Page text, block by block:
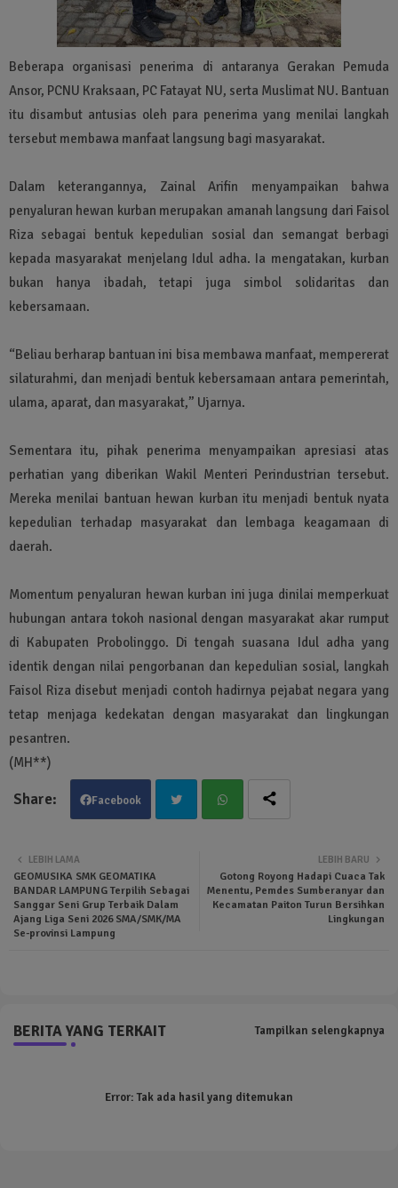
Beberapa organisasi penerima di antaranya Gerakan Pemuda
Ansor, PCNU Kraksaan, PC Fatayat NU, serta Muslimat NU. Bantuan
itu disambut antusias oleh para penerima yang menilai langkah
tersebut membawa manfaat langsung bagi masyarakat.
Dalam keterangannya, Zainal Arifin menyampaikan bahwa
penyaluran hewan kurban merupakan amanah langsung dari Faisol
Riza sebagai bentuk kepedulian sosial dan semangat berbagi
kepada masyarakat menjelang Idul adha. Ia mengatakan, kurban
bukan hanya ibadah, tetapi juga simbol solidaritas dan
kebersamaan.
“Beliau berharap bantuan ini bisa membawa manfaat, mempererat
silaturahmi, dan menjadi bentuk kebersamaan antara pemerintah,
ulama, aparat, dan masyarakat,” Ujarnya.
Sementara itu, pihak penerima menyampaikan apresiasi atas
perhatian yang diberikan Wakil Menteri Perindustrian tersebut.
Mereka menilai bantuan hewan kurban itu menjadi bentuk nyata
kepedulian terhadap masyarakat dan lembaga keagamaan di
daerah.
Momentum penyaluran hewan kurban ini juga dinilai memperkuat
hubungan antara tokoh nasional dengan masyarakat akar rumput
di Kabupaten Probolinggo. Di tengah suasana Idul adha yang
identik dengan nilai pengorbanan dan kepedulian sosial, langkah
Faisol Riza disebut menjadi contoh hadirnya pejabat negara yang
tetap menjaga kedekatan dengan masyarakat dan lingkungan
pesantren.
(MH**)
Facebook
tsa
LEBIH BARU
Gotong Royong Hadapi Cuaca Tak
Menentu, Pemdes Sumberanyar dan
Kecamatan Paiton Turun Bersihkan
Lingkungan
LEBIH LAMA
GEOMUSIKA SMK GEOMATIKA
BANDAR LAMPUNG Terpilih Sebagai
Sanggar Seni Grup Terbaik Dalam
Ajang Liga Seni 2026 SMA/SMK/MA
Se-provinsi Lampung
BERITA YANG TERKAIT Tampilkan selengkapnya
Error:Tak ada hasil yang ditemukan